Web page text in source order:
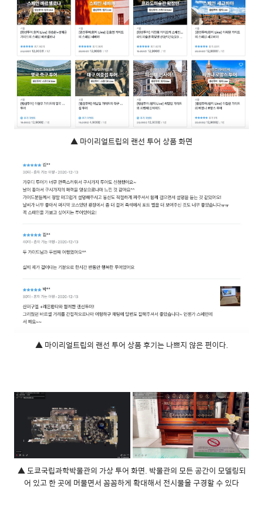
▲ 마이리얼트립의 랜선 투어 상품 화면
▲ 마이리얼트립의 랜선 투어 상품 후기는 나쁘지 않은 편이다.
▲ 도쿄국립과학박물관의 가상 투어 화면. 박물관의 모든 공간이 모델링되
어 있고 한 곳에 머물면서 꼼꼼하게 확대해서 전시물을 구경할 수 있다